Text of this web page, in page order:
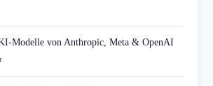
Modelle von Anthropic, Meta & OpenAI